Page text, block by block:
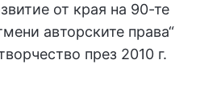
от края на 90-те
авторските права“
през 2010 г.